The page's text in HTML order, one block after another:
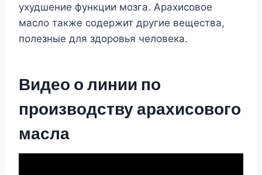
ухудшение функции мозга. Арахисовое
масло также содержит другие вещества,
полезные для здоровья человека.
Видео о линии по
производству арахисового
масла